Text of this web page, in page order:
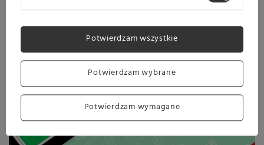
Czytaj więcej
Potwierdzam wybrane
Potwierdzam wymagane
Potwierdzam wszystkie